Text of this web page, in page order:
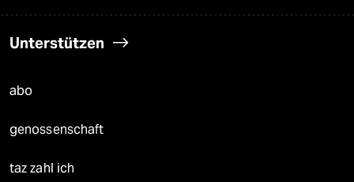
Unterstützen
abo
genossenschaft
taz zahl ich